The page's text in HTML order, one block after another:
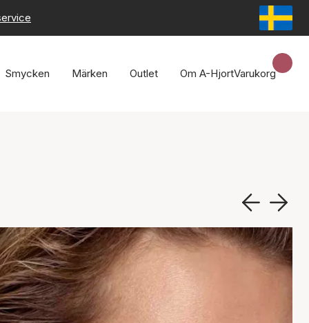
Smycken Märken Outlet Om A-HjortVarukorg